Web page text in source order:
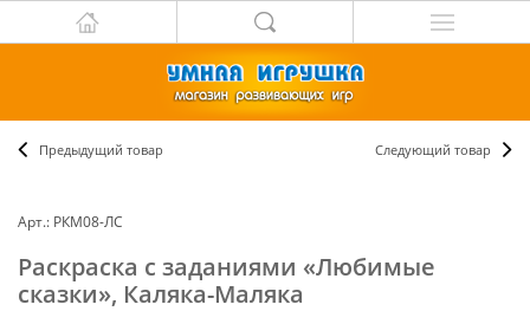
Предыдущий товар Следующий товар
Арт.: РКМ08-ЛС
Раскраска с заданиями «Любимые
сказки», Каляка-Маляка